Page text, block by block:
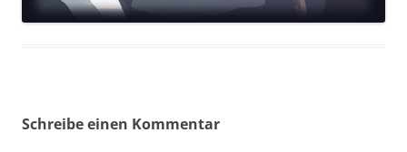
Schreibe einen Kommentar